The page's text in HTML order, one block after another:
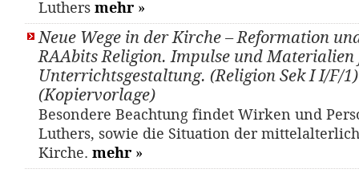
Luthers mehr »
Neue Wege in der Kirche – Reformation
RAAbits Religion. Impulse und
Unterrichtsgestaltung. (Religion Sek I I/F/1)
(Kopiervorlage)
Besondere Beachtung findet Wirken und
Luthers, sowie die Situation der
Kirche. mehr »